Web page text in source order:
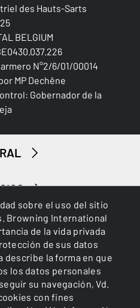
sobre el uso del sitio
Browning International
de la vida privada
de sus datos
describe la forma en que
los datos personales
su navegación, Vd.
con fines
des Hauts-Sarts
BELGIUM
N°2/6/01/00014
MP Dechêne
Gobernador de la
de privacidad